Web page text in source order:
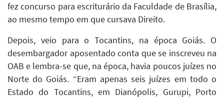
fez concurso para escriturário da Faculdade de Brasília,
ao mesmo tempo em que cursava Direito.
Depois, veio para o Tocantins, na época Goiás. O
desembargador aposentado conta que se inscreveu na
OAB e lembra-se que, na época, havia poucos juízes no
Norte do Goiás. “Eram apenas seis juízes em todo o
Estado do Tocantins, em Dianópolis, Gurupi, Porto